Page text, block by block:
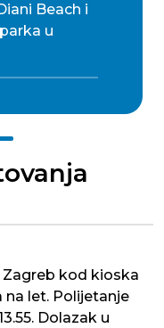
Beach i
u
kod kioska
na let. Polijetanje
Dolazak u